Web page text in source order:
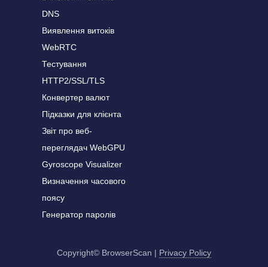
DNS
Виявлення витоків
WebRTC
Тестування
HTTP2/SSL/TLS
Конвертер валют
Підказки для клієнта
Звіт про веб-
переглядач WebGPU
Gyroscope Visualizer
Визначення часового
поясу
Генератор паролів
Copyright© BrowserScan | Privacy Policy